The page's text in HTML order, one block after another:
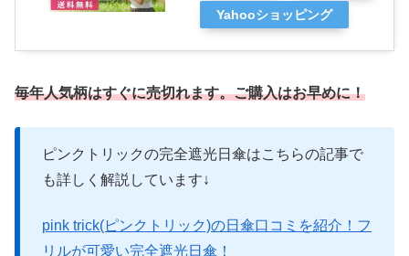
Yahooショッピング
毎年人気柄はすぐに売切れます。ご購入はお早めに！
ピンクトリックの完全遮光日傘はこちらの記事で
も詳しく解説しています↓
pink trick(ピンクトリック)の日傘口コミを紹介！フ
リルが可愛い完全遮光日傘！